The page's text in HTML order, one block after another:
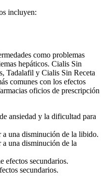
incluyen:
como problemas
hepáticos. Cialis Sin
Tadalafil y Cialis Sin Receta
comunes con los efectos
oficios de prescripción
ansiedad y la dificultad para
a una disminución de la libido.
una disminución de la
efectos secundarios.
secundarios.